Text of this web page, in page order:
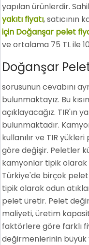
yapılan ürünlerdir.
yakıtı fiyatı, satıcının
için Doğanşar pelet
ve ortalama 75 TL ile
Doğanşar
sorusunun cevabını
bulunmaktayız. Bu
açıklayacağız. TIR'ın
bulunmaktadır.
kullanılır ve TIR
göre değişir. Peletler
kamyonlar tipik olarak
Türkiye'de birçok
tipik olarak odun
pelet üretir. Pelet
maliyeti, üretim
faktörlere göre farklı
değirmenlerinin